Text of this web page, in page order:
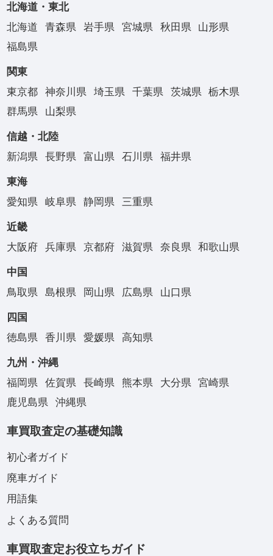
北海道・東北
北海道
青森県 岩手県 宮城県 秋田県
山形県
福島県
関東
東京都
神奈川県 埼玉県 千葉県 茨城県
栃木県
群馬県
山梨県
信越・北陸
新潟県
長野県 富山県 石川県 福井県
東海
愛知県
岐阜県 静岡県 三重県
近畿
大阪府
兵庫県 京都府 滋賀県 奈良県 和歌山県
中国
鳥取県
島根県 岡山県 広島県 山口県
四国
徳島県
香川県 愛媛県 高知県
九州・沖縄
福岡県
佐賀県 長崎県 熊本県 大分県
宮崎県
鹿児島県
沖縄県
車買取査定の基礎知識
初心者ガイド
廃車ガイド
用語集
よくある質問
車買取査定お役立ちガイド